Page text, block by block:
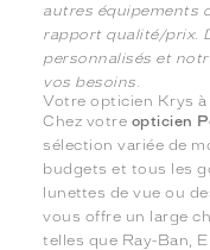
autres équipements
rapport qualité/prix.
personnalisés et
vos besoins.
Votre opticien Krys
Chez votre opticien
sélection variée de
budgets et tous les
lunettes de vue ou
vous offre un large
telles que Ray-Ban,